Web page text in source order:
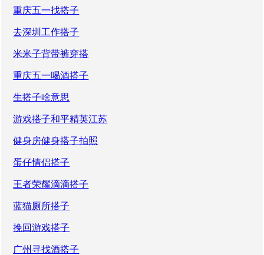
重庆五一找搭子
去深圳工作搭子
米米子背带裤穿搭
重庆五一喝酒搭子
生搭子啥意思
游戏搭子和平精英江苏
健身房健身搭子拍照
蛋仔情侣搭子
王者荣耀滴滴搭子
蓝猫厕所搭子
挽回游戏搭子
广州寻找酒搭子